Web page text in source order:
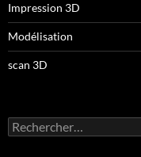
Impression 3D
Modélisation
scan 3D
Rechercher :